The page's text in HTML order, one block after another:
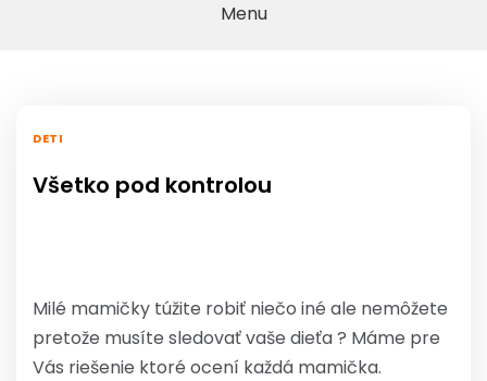
Menu
DETI
Všetko pod kontrolou
Milé mamičky túžite robiť niečo iné ale nemôžete
pretože musíte sledovať vaše dieťa ? Máme pre
Vás riešenie ktoré ocení každá mamička.